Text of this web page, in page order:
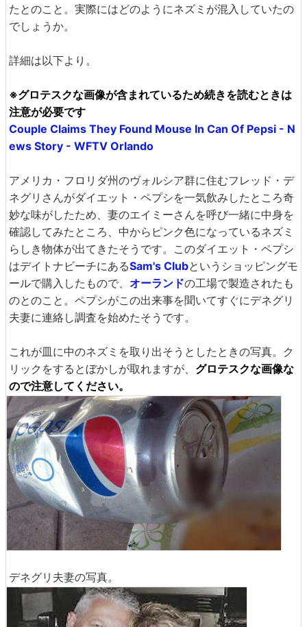
たとのこと。実際にはどのようにネズミが混入していたの
でしょうか。
詳細は以下より。
※グロテスクな画像が含まれているため続きを読むときは
注意が必要です
Couple Claims They Found Mouse In Can Of Pepsi - N
ews Story - WFTV Orlando
アメリカ・フロリダ州のヴォルシア群に住むフレッド・デ
ネグリさんがダイエット・ペプシを一気飲みしたところ奇
妙な味がしたため、妻のエイミーさんを呼び一緒に中身を
確認してみたところ、中からピンク色になっているネズミ
らしき物体が出てきたそうです。このダイエット・ペプシ
はデイトナビーチにあるSam's Clubというショッピングモ
ールで購入したもので、 オーランドの工場で製造されたも
のとのこと。ペプシがこの出来事を聞いてすぐにデネグリ
夫妻に連絡し調査を始めたそうです。
これが皿に中のネズミを取り出そうとしたときの写真。ク
リックをするとぼかしが取れますが、 グロテスクな画像な
ので注意してください。
デネグリ夫妻の写真。